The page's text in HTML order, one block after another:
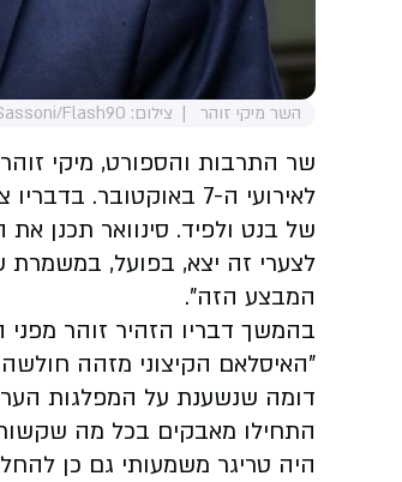
השר מיקי זוהר צילום: Avshalom Sassoni/Flash90
לאירועי ה-7
של בנט ולפיד. סינוואר תכנן
לצערי זה יצא, בפועל,
המבצע הזה".
בהמשך דבריו הזהיר זוהר מפני
"האיסלאם הקיצוני מזהה
התחילו מאבקים בכל מה שקשור
היה טריגר משמעותי גם כן